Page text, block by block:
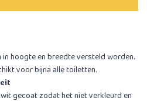
hoogte en breedte versteld worden.
voor bijna alle toiletten.
gecoat zodat het niet verkleurd en